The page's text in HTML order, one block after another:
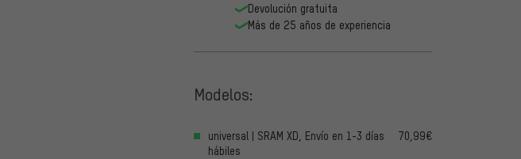
Devolución gratuita
Más de 25 años de experiencia
Modelos:
universal | SRAM XD, Envío en 1-3 días
hábiles
70,99€